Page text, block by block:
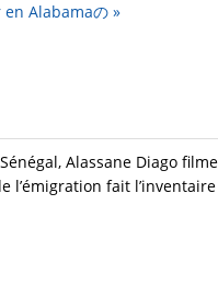
en Alabamaの »
Alassane Diago
l’émigration fait l’inventaire